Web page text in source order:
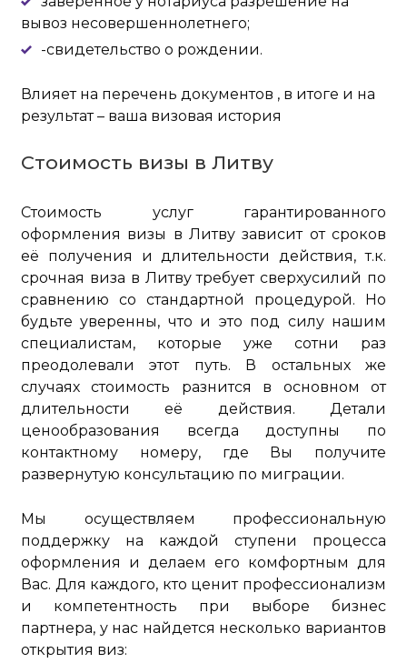
вывоз несовершеннолетнего;
-свидетельство о рождении.
Влияет на перечень документов , в итоге и на
результат – ваша визовая история
Стоимость визы в Литву
Стоимость услуг гарантированного
оформления визы в Литву зависит от сроков
её получения и длительности действия, т.к.
срочная виза в Литву требует сверхусилий по
сравнению со стандартной процедурой. Но
будьте уверенны, что и это под силу нашим
специалистам, которые уже сотни раз
преодолевали этот путь. В остальных же
случаях стоимость разнится в основном от
длительности её действия. Детали
ценообразования всегда доступны по
контактному номеру, где Вы получите
развернутую консультацию по миграции.
Мы осуществляем профессиональную
поддержку на каждой ступени процесса
оформления и делаем его комфортным для
Вас. Для каждого, кто ценит профессионализм
и компетентность при выборе бизнес
партнера, у нас найдется несколько вариантов
открытия виз: